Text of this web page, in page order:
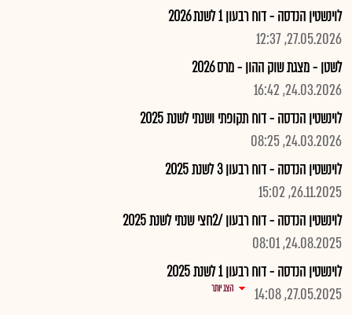
לוינשטין הנדסה - דוח רבעון 1 לשנת 2026
27.05.2026, 12:37
לשטן - מצגת שוק ההון - מרס 2026
24.03.2026, 16:42
לוינשטין הנדסה - דוח תקופתי ושנתי לשנת 2025
24.03.2026, 08:25
לוינשטין הנדסה - דוח רבעון 3 לשנת 2025
26.11.2025, 15:02
לוינשטין הנדסה - דוח רבעון /2חצי שנתי לשנת 2025
24.08.2025, 08:01
לוינשטין הנדסה - דוח רבעון 1 לשנת 2025
27.05.2025, 14:08
הצג יותר